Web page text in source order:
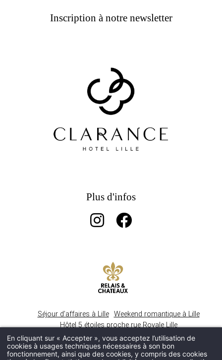
Inscription à notre newsletter
Plus d'infos
Séjour d’affaires à Lille
Weekend romantique à Lille
Hôtel 5 étoiles proche rue Royale Lille
Boutique Hôtel Vieux Lille
Restaurant gastronomique Vieux Lille
En cliquant sur « Accepter », vous acceptez l’utilisation de
cookies à usages techniques nécessaires à son bon
fonctionnement, ainsi que des cookies, y compris des cookies